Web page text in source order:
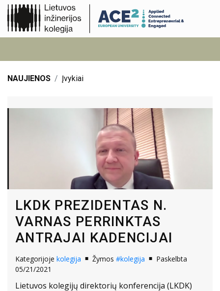
NAUJIENOS Įvykiai
LKDK PREZIDENTAS N.
VARNAS PERRINKTAS
ANTRAJAI KADENCIJAI
Kategorijoje kolegija Žymos #kolegija
Paskelbta
05/21/2021
Lietuvos kolegijų direktorių konferencija (LKDK)